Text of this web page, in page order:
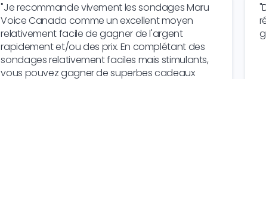
"Je recommande vivement les sondages Maru
Voice Canada comme un excellent moyen
relativement facile de gagner de l'argent
rapidement et/ou des prix. En complétant des
sondages relativement faciles mais stimulants,
vous pouvez gagner de superbes cadeaux